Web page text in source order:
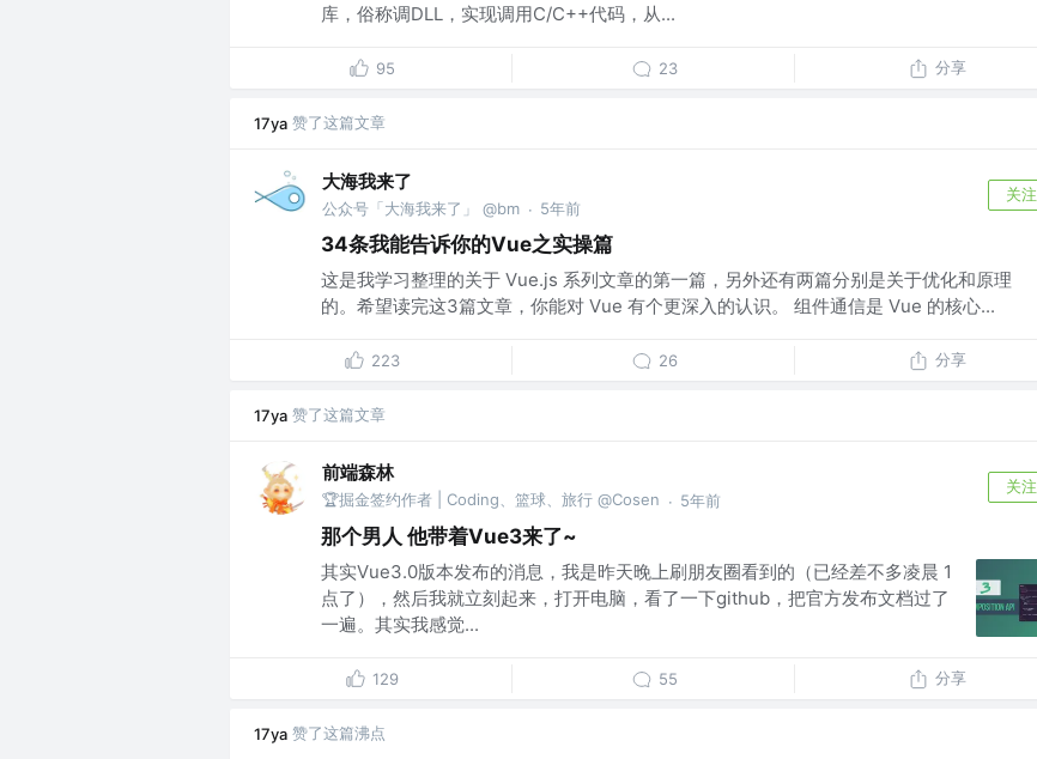
库，俗称调DLL，实现调用C/C++代码，从...
95 23 分享
17ya 赞了这篇文章
大海我来了
公众号「大海我来了」 @bm · 5年前
关注
34条我能告诉你的Vue之实操篇
这是我学习整理的关于 Vue.js 系列文章的第一篇，另外还有两篇分别是关于优化和原理
的。希望读完这3篇文章，你能对 Vue 有个更深入的认识。 组件通信是 Vue 的核心...
223 26 分享
17ya 赞了这篇文章
前端森林
🏆掘金签约作者 | Coding、篮球、旅行 @Cosen · 5年前
关注
那个男人 他带着Vue3来了~
其实Vue3.0版本发布的消息，我是昨天晚上刷朋友圈看到的（已经差不多凌晨 1
点了），然后我就立刻起来，打开电脑，看了一下github，把官方发布文档过了
一遍。其实我感觉...
129 55 分享
17ya 赞了这篇沸点